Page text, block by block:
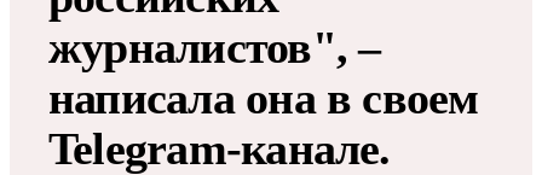
журналистов", –
написала она в своем
Telegram-канале.